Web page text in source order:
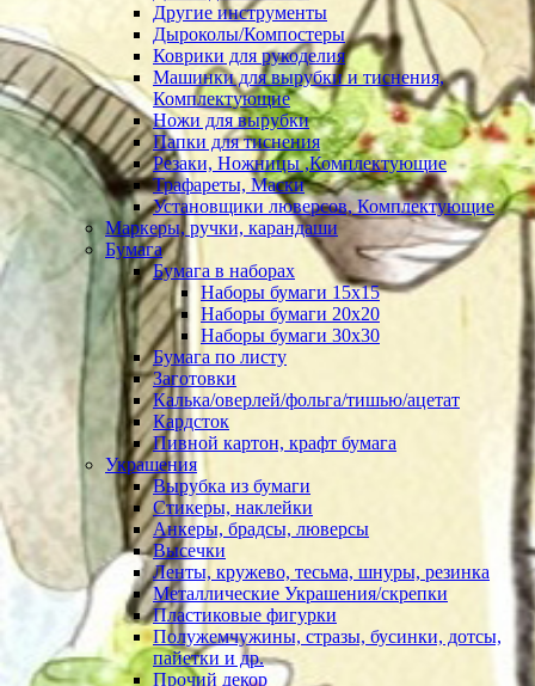
Другие инструменты
Дыроколы/Компостеры
Коврики для рукоделия
Машинки для вырубки и тиснения,
Комплектующие
Ножи для вырубки
Папки для тиснения
Резаки, Ножницы ,Комплектующие
Трафареты, Маски
Установщики люверсов, Комплектующие
Маркеры, ручки, карандаши
Бумага
Бумага в наборах
Наборы бумаги 15х15
Наборы бумаги 20х20
Наборы бумаги 30х30
Бумага по листу
Заготовки
Калька/оверлей/фольга/тишью/ацетат
Кардсток
Пивной картон, крафт бумага
Украшения
Вырубка из бумаги
Стикеры, наклейки
Анкеры, брадсы, люверсы
Высечки
Ленты, кружево, тесьма, шнуры, резинка
Металлические Украшения/скрепки
Пластиковые фигурки
Полужемчужины, стразы, бусинки, дотсы,
пайетки и др.
Прочий декор